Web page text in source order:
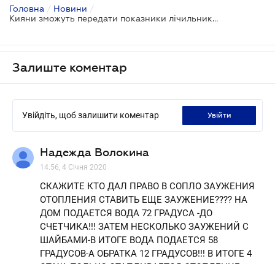
Головна / Новини /
Кияни зможуть передати показники лічильників по-новому
Залиште коментар
Увійдіть, щоб залишити коментар увійти
Надежда Волокина
14.56, 4 Січня 2020
СКАЖИТЕ КТО ДАЛ ПРАВО В СОПЛО ЗАУЖЕНИЯ
ОТОПЛЕНИЯ СТАВИТЬ ЕЩЕ ЗАУЖЕНИЕ???? НА
ДОМ ПОДАЕТСЯ ВОДА 72 ГРАДУСА -ДО
СЧЕТЧИКА!!! ЗАТЕМ НЕСКОЛЬКО ЗАУЖЕНИЙ С
ШАЙБАМИ-В ИТОГЕ ВОДА ПОДАЕТСЯ 58
ГРАДУСОВ-А ОБРАТКА 12 ГРАДУСОВ!!! В ИТОГЕ 4